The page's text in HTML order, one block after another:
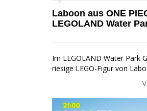
Laboon aus ONE
LEGOLAND Water
Im LEGOLAND Water Park
riesige LEGO-Figur von